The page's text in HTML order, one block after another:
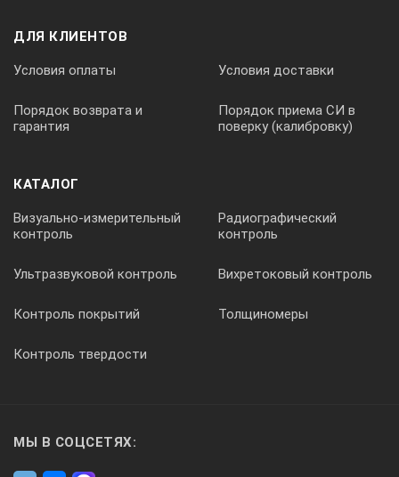
ДЛЯ КЛИЕНТОВ
Условия оплаты Условия доставки
Порядок возврата и
гарантия
Порядок приема СИ в
поверку (калибровку)
КАТАЛОГ
Визуально-измерительный
контроль
Радиографический
контроль
Ультразвуковой контроль Вихретоковый контроль
Контроль покрытий Толщиномеры
Контроль твердости
МЫ В СОЦСЕТЯХ: